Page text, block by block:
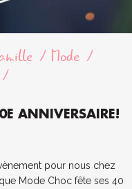
Mode
ANNIVERSAIRE!
pour nous chez
Mode Choc fête ses 40